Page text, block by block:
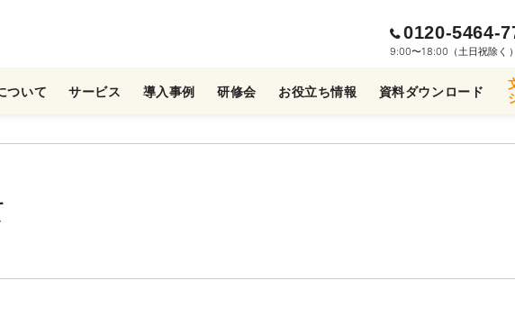
0120-5464-
9:00〜18:00（土日祝除く）
ついて サービス 導入事例 研修会 お役立ち情報 資料ダウンロード